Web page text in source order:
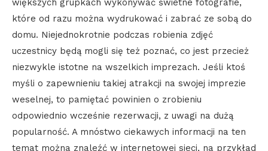
większych grupkach wykonywać świetne fotografie,
które od razu można wydrukować i zabrać ze sobą do
domu. Niejednokrotnie podczas robienia zdjęć
uczestnicy będą mogli się też poznać, co jest przecież
niezwykle istotne na wszelkich imprezach. Jeśli ktoś
myśli o zapewnieniu takiej atrakcji na swojej imprezie
weselnej, to pamiętać powinien o zrobieniu
odpowiednio wcześnie rezerwacji, z uwagi na dużą
popularność. A mnóstwo ciekawych informacji na ten
temat można znaleźć w internetowej sieci, na przykład